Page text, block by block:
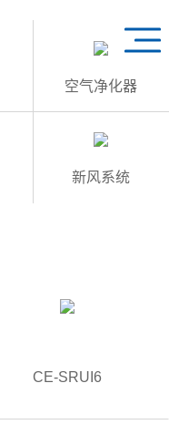
空气净化器
新风系统
CE-SRUI6